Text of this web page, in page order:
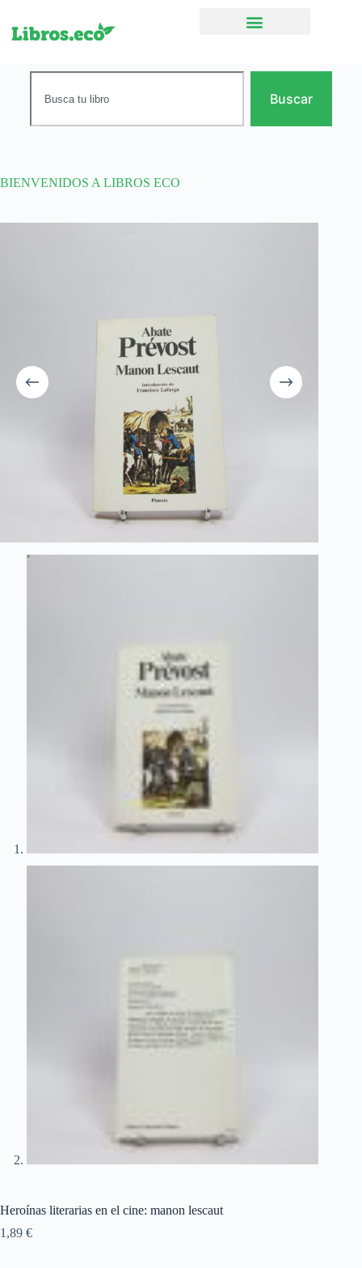
Buscar
BIENVENIDOS A LIBROS ECO
Heroínas literarias en el cine: manon lescaut
1,89 €